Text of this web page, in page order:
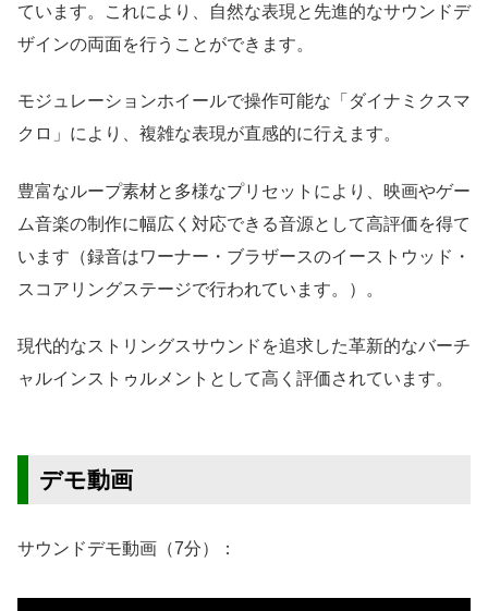
ています。これにより、自然な表現と先進的なサウンドデ
ザインの両面を行うことができます。
モジュレーションホイールで操作可能な「ダイナミクスマ
クロ」により、複雑な表現が直感的に行えます。
豊富なループ素材と多様なプリセットにより、映画やゲー
ム音楽の制作に幅広く対応できる音源として高評価を得て
います（録音はワーナー・ブラザースのイーストウッド・
スコアリングステージで行われています。）。
現代的なストリングスサウンドを追求した革新的なバーチ
ャルインストゥルメントとして高く評価されています。
デモ動画
サウンドデモ動画（7分）：